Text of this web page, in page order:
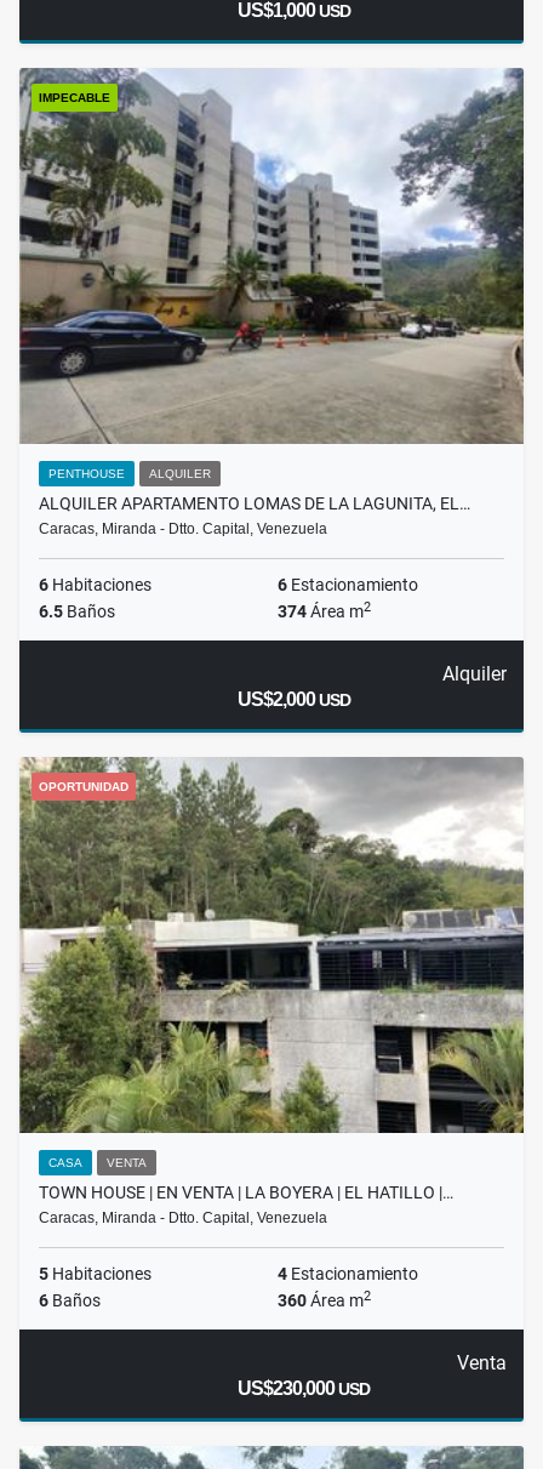
US$1,000USD
IMPECABLE
PENTHOUSE ALQUILER
ALQUILER APARTAMENTO LOMAS DE LA LAGUNITA, EL…
Caracas, Miranda - Dtto. Capital, Venezuela
6 Habitaciones 6 Estacionamiento
6.5 Baños 374Área m2
Alquiler
US$2,000USD
OPORTUNIDAD
CASA VENTA
TOWN HOUSE | EN VENTA | LA BOYERA | EL HATILLO |…
Caracas, Miranda - Dtto. Capital, Venezuela
5 Habitaciones 4 Estacionamiento
6 Baños 360Área m2
Venta
US$230,000USD